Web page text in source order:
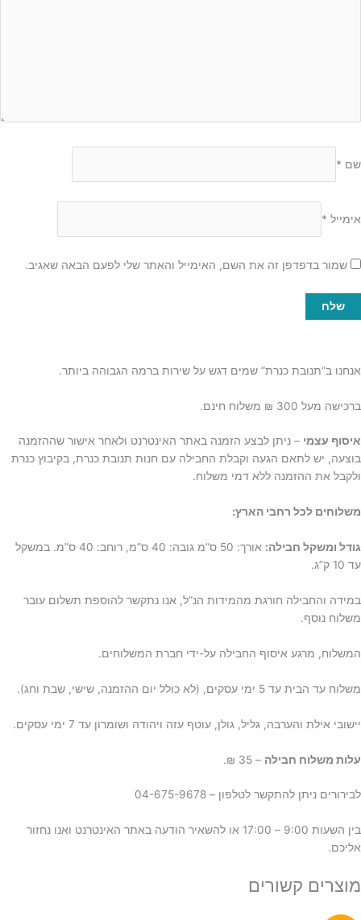
שם *
אימייל *
שמור בדפדפן זה את השם, האימייל והאתר שלי לפעם הבאה שאגיב.
אנחנו ב”תנובת כנרת” שמים דגש על שירות ברמה הגבוהה ביותר.
ברכישה מעל 300 ₪ משלוח חינם.
איסוף עצמי – ניתן לבצע הזמנה באתר האינטרנט ולאחר אישור שההזמנה
בוצעה, יש לתאם הגעה וקבלת החבילה עם חנות תנובת כנרת, בקיבוץ כנרת
ולקבל את ההזמנה ללא דמי משלוח.
משלוחים לכל רחבי הארץ:
גודל ומשקל חבילה:
אורך: 50 ס”מ גובה: 40 ס”מ, רוחב: 40 ס”מ. במשקל
עד 10 ק”ג.
במידה והחבילה חורגת מהמידות הנ”ל, אנו נתקשר להוספת תשלום עובר
משלוח נוסף.
המשלוח, מרגע איסוף החבילה על-ידי חברת המשלוחים.
משלוח עד הבית עד 5 ימי עסקים, (לא כולל יום ההזמנה, שישי, שבת וחג).
יישובי אילת והערבה, גליל, גולן, עוטף עזה ויהודה ושומרון עד 7 ימי עסקים.
עלות משלוח חבילה – 35 ₪.
לבירורים ניתן להתקשר לטלפון – 04-675-9678
בין השעות 9:00 – 17:00 או להשאיר הודעה באתר האינטרנט ואנו נחזור
אליכם.
מוצרים קשורים